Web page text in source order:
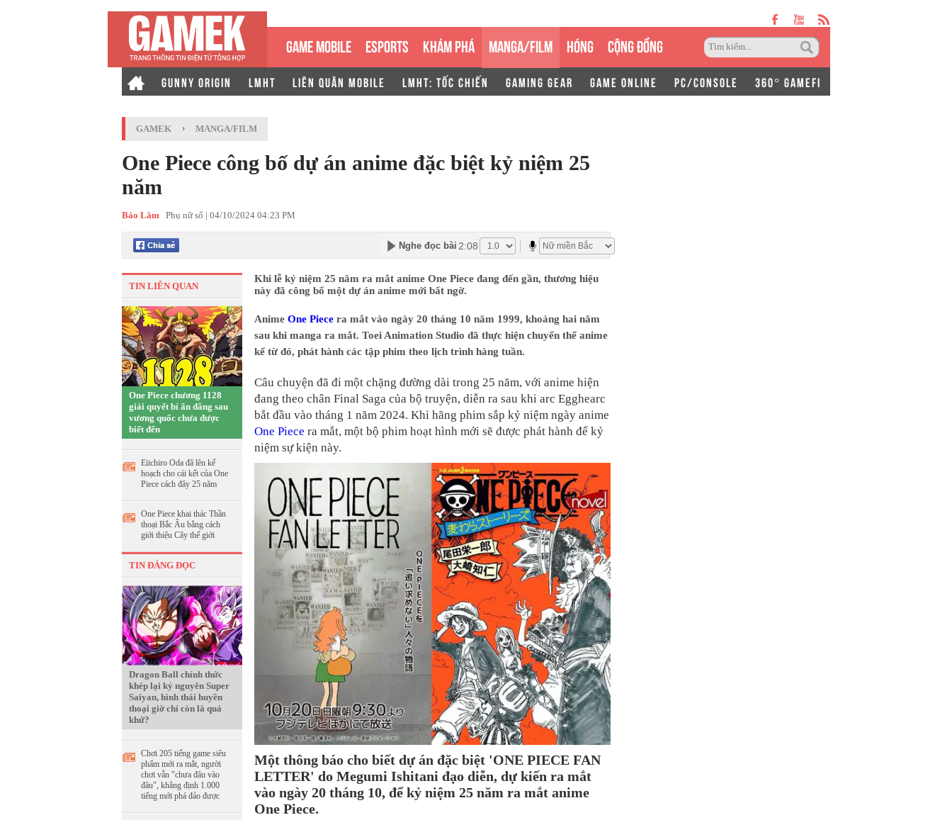
GAME MOBILE ESPORTS KHÁM PHÁ MANGA/FILM HÓNG CỘNG ĐỒNG
GUNNY ORIGIN LMHT LIÊN QUÂN MOBILE LMHT: TỐC CHIẾN GAMING GEAR GAME ONLINE PC/CONSOLE 360° GAMEFI
GAMEK › MANGA/FILM
One Piece công bố dự án anime đặc biệt kỷ niệm 25
năm
Bảo Lâm Phụ nữ số | 04/10/2024 04:23 PM
Nghe đọc bài 2:08
TIN LIÊN QUAN
One Piece chương 1128
giải quyết bí ẩn đằng sau
vương quốc chưa được
biết đến
Eiichiro Oda đã lên kế
hoạch cho cái kết của One
Piece cách đây 25 năm
One Piece khai thác Thần
thoại Bắc Âu bằng cách
giới thiệu Cây thế giới
TIN ĐÁNG ĐỌC
Dragon Ball chính thức
khép lại kỷ nguyên Super
Saiyan, hình thái huyền
thoại giờ chỉ còn là quá
khứ?
Chơi 205 tiếng game siêu
phẩm mới ra mắt, người
chơi vẫn "chưa đâu vào
đâu", khẳng định 1.000
tiếng mới phá đảo được
Khi lễ kỷ niệm 25 năm ra mắt anime One Piece đang đến gần, thương hiệu
này đã công bố một dự án anime mới bất ngờ.
Anime One Piece ra mắt vào ngày 20 tháng 10 năm 1999, khoảng hai năm
sau khi manga ra mắt. Toei Animation Studio đã thực hiện chuyển thể anime
kể từ đó, phát hành các tập phim theo lịch trình hàng tuần.
Câu chuyện đã đi một chặng đường dài trong 25 năm, với anime hiện
đang theo chân Final Saga của bộ truyện, diễn ra sau khi arc Egghearc
bắt đầu vào tháng 1 năm 2024. Khi hãng phim sắp kỷ niệm ngày anime
One Piece ra mắt, một bộ phim hoạt hình mới sẽ được phát hành để kỷ
niệm sự kiện này.
Một thông báo cho biết dự án đặc biệt 'ONE PIECE FAN
LETTER' do Megumi Ishitani đạo diễn, dự kiến ra mắt
vào ngày 20 tháng 10, để kỷ niệm 25 năm ra mắt anime
One Piece.